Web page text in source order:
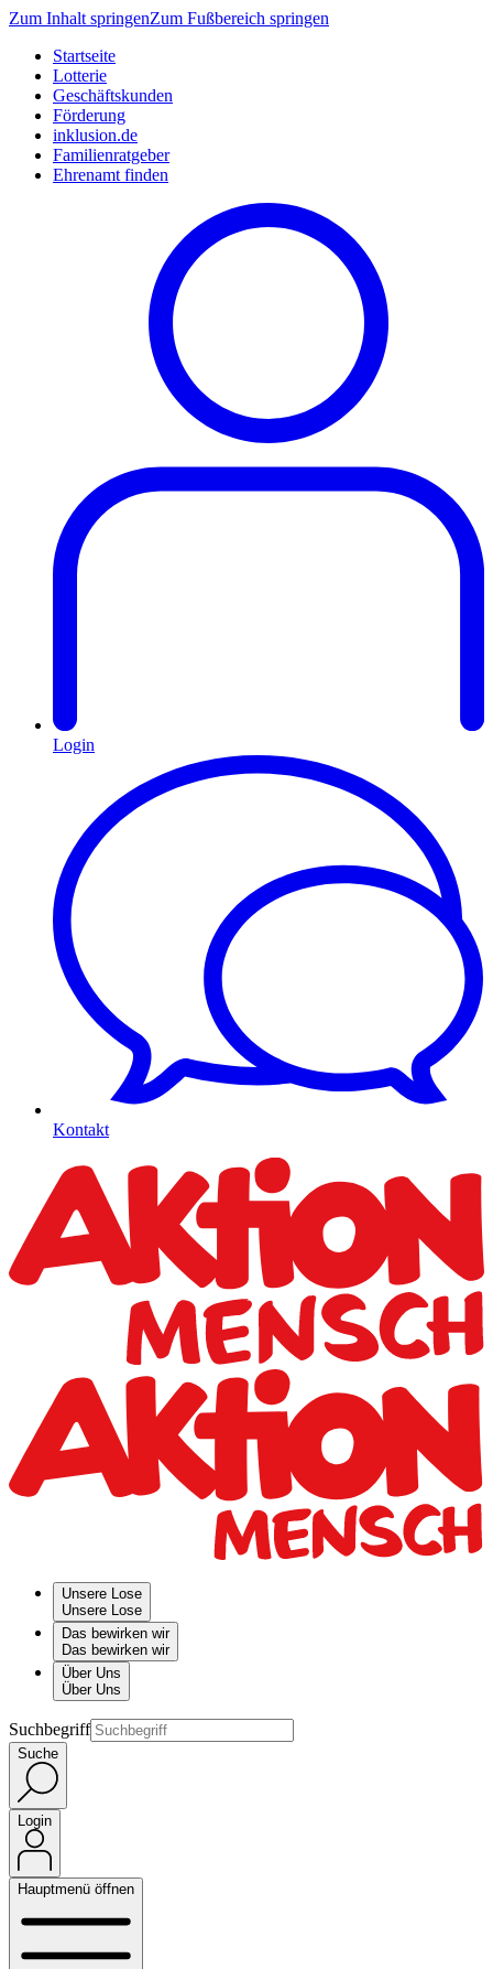
Zum Inhalt springenZum Fußbereich springen
Startseite
Lotterie
Geschäftskunden
Förderung
inklusion.de
Familienratgeber
Ehrenamt finden
Login
Kontakt
Unsere Lose
Unsere Lose
Das bewirken wir
Das bewirken wir
Über Uns
Über Uns
Suchbegriff
Suche
Login
Hauptmenü öffnen